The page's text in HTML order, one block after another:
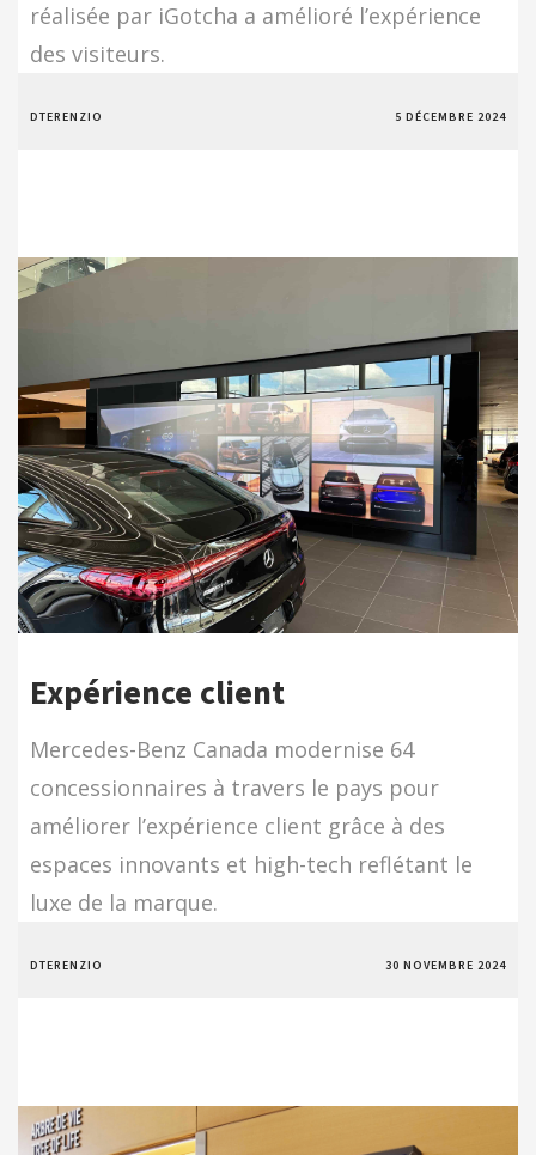
réalisée par iGotcha a amélioré l’expérience
des visiteurs.
DTERENZIO 5 DÉCEMBRE 2024
Expérience client
Mercedes-Benz Canada modernise 64
concessionnaires à travers le pays pour
améliorer l’expérience client grâce à des
espaces innovants et high-tech reflétant le
luxe de la marque.
DTERENZIO 30 NOVEMBRE 2024